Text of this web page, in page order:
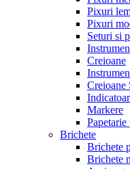
Pixuri
Pixuri
Seturi si
Creioane
Creioane
Markere
Brichete
Brichete
Brichete